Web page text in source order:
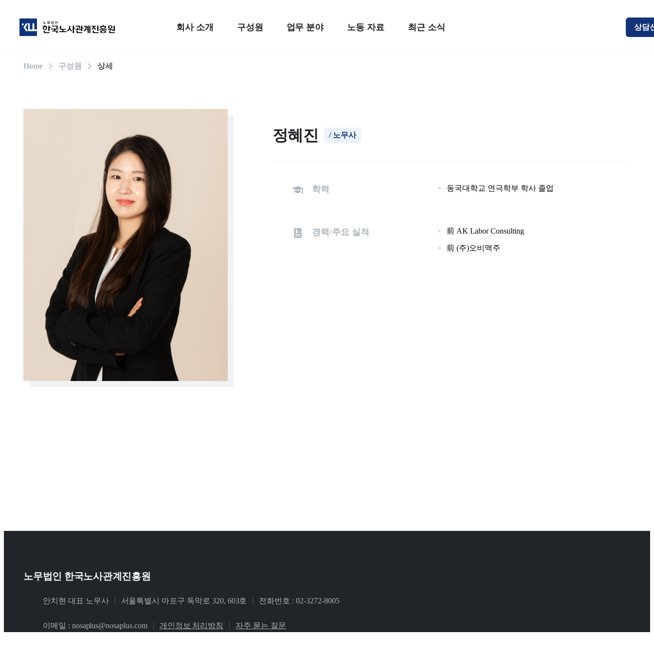
회사 소개 구성원 업무 분야 노동 자료 최근 소식 상담
Home 구성원 상세
정혜진 / 노무사
학력 동국대학교 연극학부 학사 졸업
경력/주요 실적 前 AK Labor Consulting
前 (주)오비맥주
노무법인 한국노사관계진흥원
안치현 대표 노무사 서울특별시 마포구 독막로 320, 603호 전화번호 : 02-3272-8005
이메일 : nosaplus@nosaplus.com 개인정보 처리방침 자주 묻는 질문